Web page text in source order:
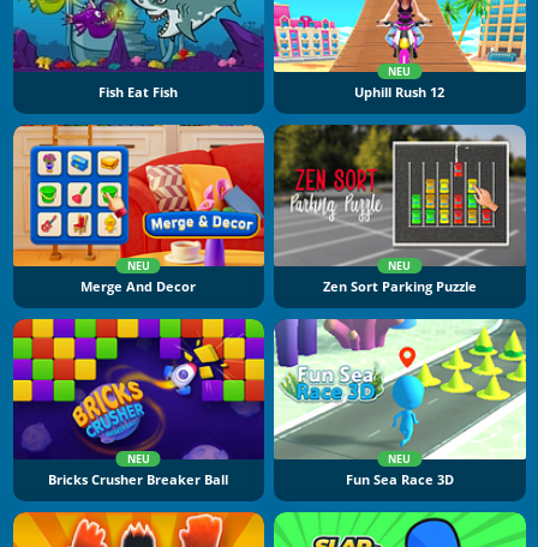
Fish Eat Fish
NEU
Uphill Rush 12
NEU
Merge And Decor
NEU
Zen Sort Parking Puzzle
NEU
Bricks Crusher Breaker Ball
NEU
Fun Sea Race 3D